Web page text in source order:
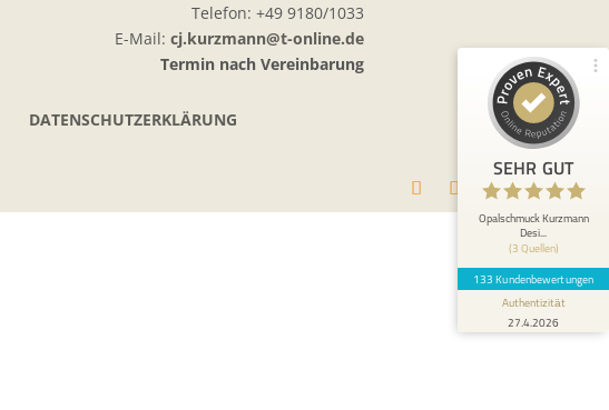
Telefon: +49 9180/1033
E-Mail: cj.kurzmann@t-online.de
Termin nach Vereinbarung
DATENSCHUTZERKLÄRUNG
SEHR GUT
Opalschmuck Kurzmann
Desi...
(3 Quellen)
133 Kundenbewertungen
Authentizität
27.4.2026
11
Bewertungen auf
ProvenExpert.com
122
Bewertungen von 2
Blick aufs ProvenExpert-Profil werfen
Anonym
5
Beste Qualität der Opale, mit einer sehr
ehrlichen und sympathischen
Kundenberatung, kann man nur weiterempf...